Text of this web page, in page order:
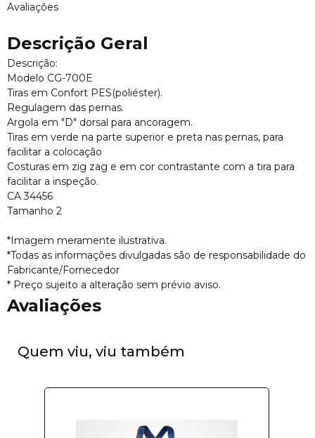
Avaliações
Descrição Geral
Descrição:
Modelo CG-700E
Tiras em Confort PES(poliéster).
Regulagem das pernas.
Argola em "D" dorsal para ancoragem.
Tiras em verde na parte superior e preta nas pernas, para
facilitar a colocação
Costuras em zig zag e em cor contrastante com a tira para
facilitar a inspeção.
CA 34456
Tamanho 2
*Imagem meramente ilustrativa.
*Todas as informações divulgadas são de responsabilidade do
Fabricante/Fornecedor
* Preço sujeito a alteração sem prévio aviso.
Avaliações
Quem viu, viu também